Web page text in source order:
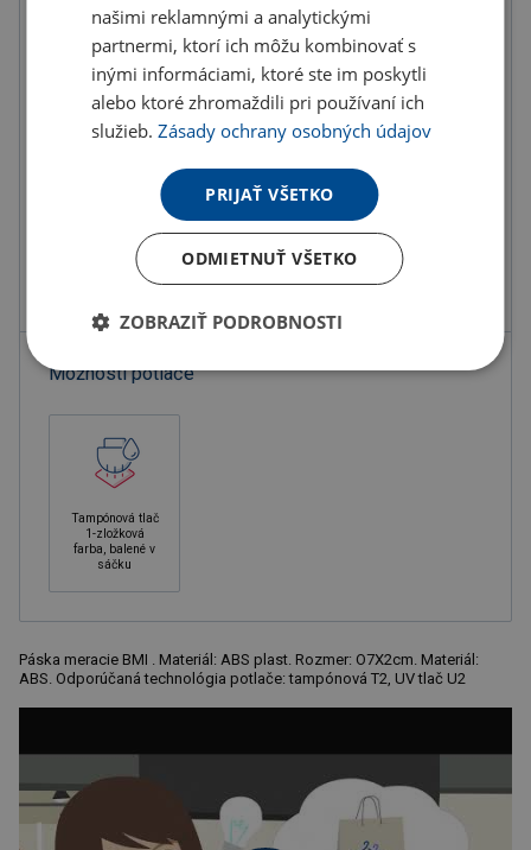
Do košíka
Objednať s potlačou
Možnosti doručenia »
Osobný odber Výdajné miesta »
Pridať do obľúbených
Možnosti potlače
Tampónová tlač
1-zložková
farba, balené v
sáčku
Páska meracie BMI . Materiál: ABS plast. Rozmer: O7X2cm. Materiál:
ABS. Odporúčaná technológia potlače: tampónová T2, UV tlač U2
našimi reklamnými a analytickými
partnermi, ktorí ich môžu kombinovať s
inými informáciami, ktoré ste im poskytli
alebo ktoré zhromaždili pri používaní ich
služieb.Zásady ochrany osobných údajov
PRIJAŤ VŠETKO
ODMIETNUŤ VŠETKO
ZOBRAZIŤ PODROBNOSTI